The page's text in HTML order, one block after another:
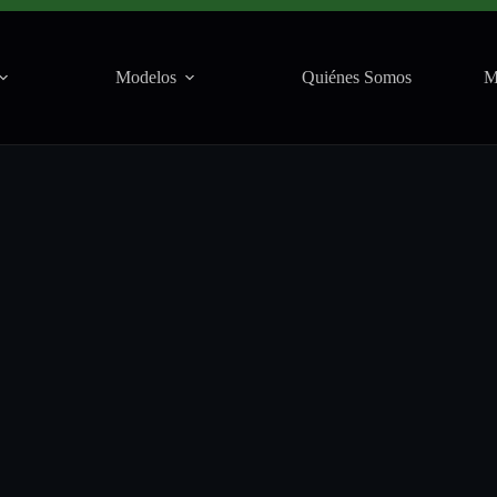
Modelos Quiénes Somos